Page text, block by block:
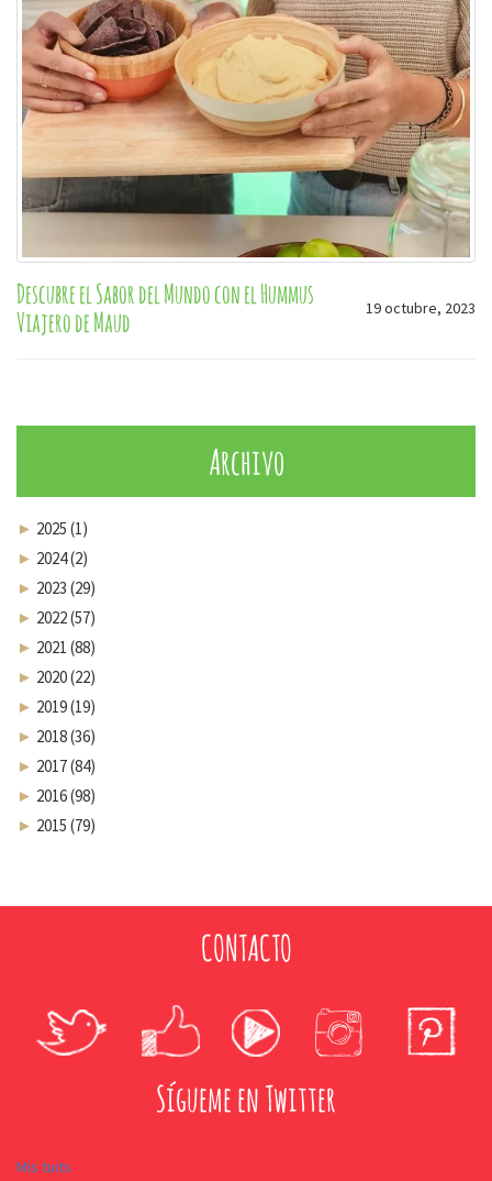
Descubre el Sabor del Mundo con el Hummus
Viajero de Maud
19 octubre, 2023
Archivo
► 2025 (1)
► 2024 (2)
► 2023 (29)
► 2022 (57)
► 2021 (88)
► 2020 (22)
► 2019 (19)
► 2018 (36)
► 2017 (84)
► 2016 (98)
► 2015 (79)
CONTACTO
Sígueme en Twitter
Mis tuits